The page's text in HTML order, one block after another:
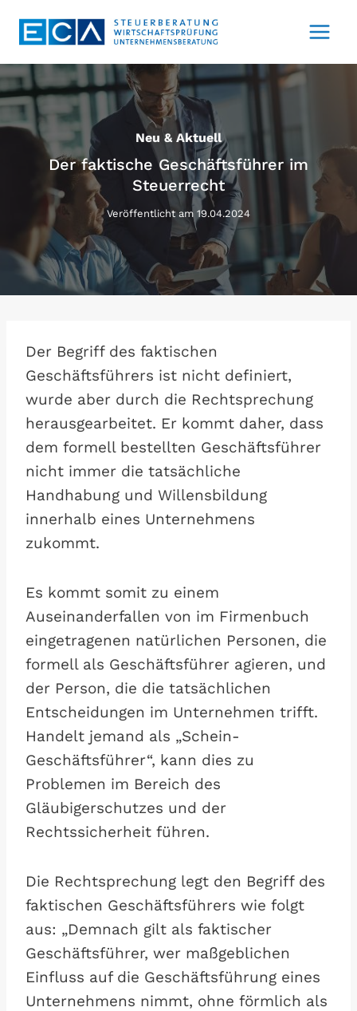
Inhalt
Neu & Aktuell
Der faktische Geschäftsführer im
Steuerrecht
Veröffentlicht am 19.04.2024
Der Begriff des faktischen
Geschäftsführers ist nicht definiert,
wurde aber durch die Rechtsprechung
herausgearbeitet. Er kommt daher, dass
dem formell bestellten Geschäftsführer
nicht immer die tatsächliche
Handhabung und Willensbildung
innerhalb eines Unternehmens
zukommt.
Es kommt somit zu einem
Auseinanderfallen von im Firmenbuch
eingetragenen natürlichen Personen, die
formell als Geschäftsführer agieren, und
der Person, die die tatsächlichen
Entscheidungen im Unternehmen trifft.
Handelt jemand als „Schein-
Geschäftsführer“, kann dies zu
Problemen im Bereich des
Gläubigerschutzes und der
Rechtssicherheit führen.
Die Rechtsprechung legt den Begriff des
faktischen Geschäftsführers wie folgt
aus: „Demnach gilt als faktischer
Geschäftsführer, wer maßgeblichen
Einfluss auf die Geschäftsführung eines
Unternehmens nimmt, ohne förmlich als